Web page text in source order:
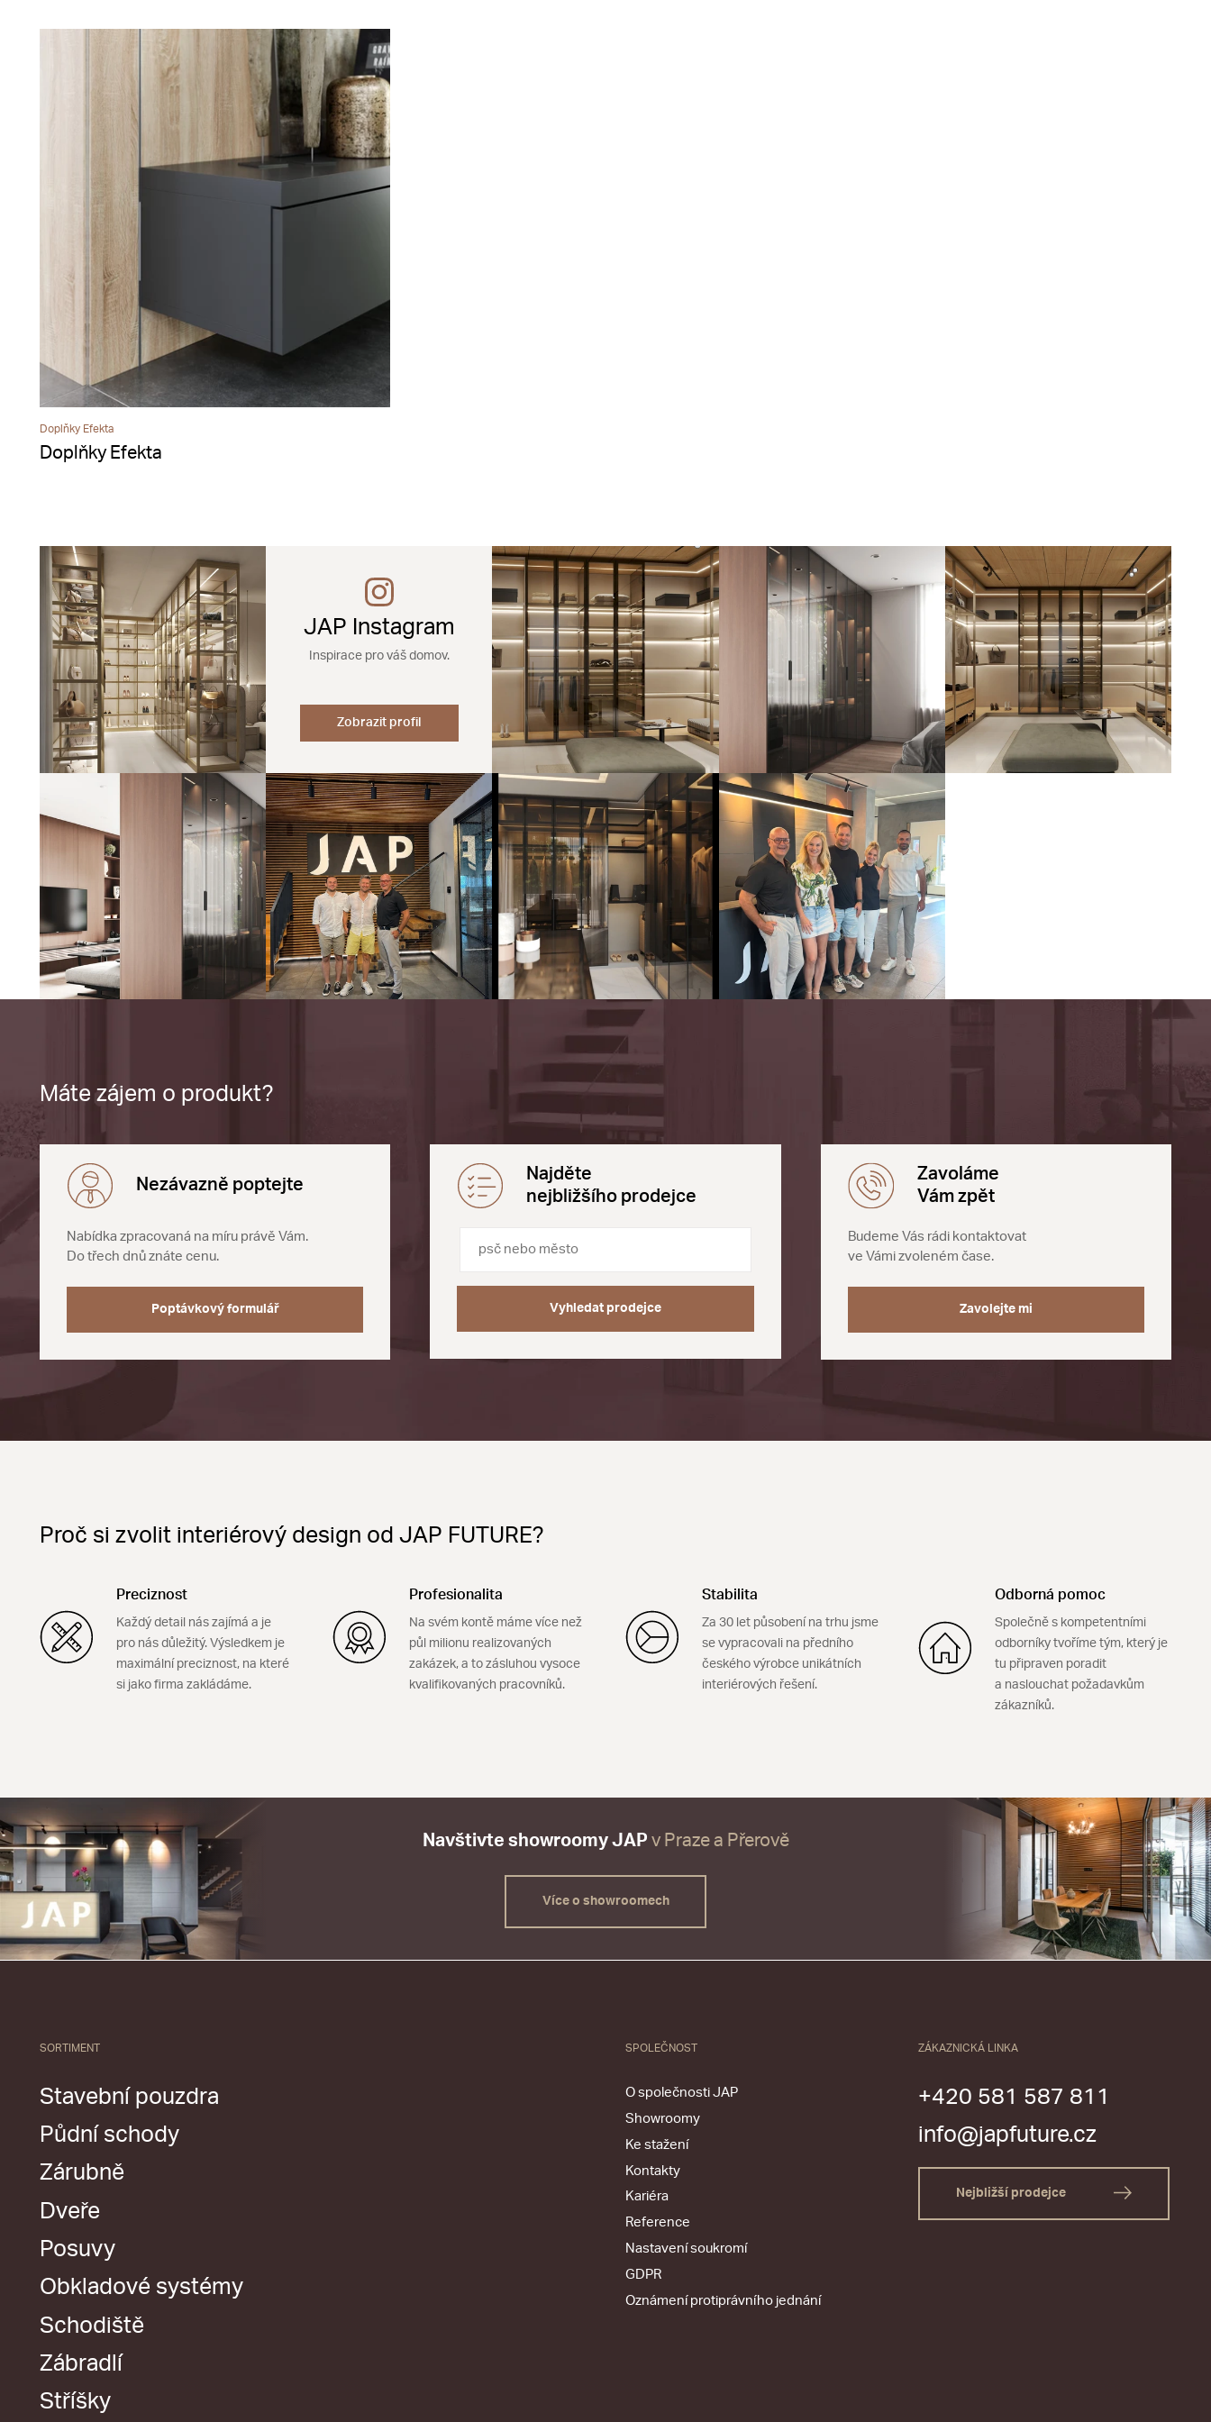
Doplňky Efekta
Doplňky Efekta
JAP Instagram
Inspirace pro váš domov.
Zobrazit profil
Máte zájem o produkt?
Nezávazně poptejte
Nabídka zpracovaná na míru právě Vám.
Do třech dnů znáte cenu.
Poptávkový formulář
Najděte
nejbližšího prodejce
Vyhledat prodejce
Zavoláme
Vám zpět
Budeme Vás rádi kontaktovat
ve Vámi zvoleném čase.
Zavolejte mi
Proč si zvolit interiérový design od JAP FUTURE?
Preciznost
Každý detail nás zajímá a je
pro nás důležitý. Výsledkem je
maximální preciznost, na které
si jako firma zakládáme.
Profesionalita
Na svém kontě máme více než
půl milionu realizovaných
zakázek, a to zásluhou vysoce
kvalifikovaných pracovníků.
Stabilita
Za 30 let působení na trhu jsme
se vypracovali na předního
českého výrobce unikátních
interiérových řešení.
Odborná pomoc
Společně s kompetentními
odborníky tvoříme tým, který je
tu připraven poradit
a naslouchat požadavkům
zákazníků.
Navštivte showroomy JAP v Praze a Přerově
Více o showroomech
SORTIMENT
Stavební pouzdra
Půdní schody
Zárubně
Dveře
Posuvy
Obkladové systémy
Schodiště
Zábradlí
Stříšky
SPOLEČNOST
O společnosti JAP
Showroomy
Ke stažení
Kontakty
Kariéra
Reference
Nastavení soukromí
GDPR
Oznámení protiprávního jednání
ZÁKAZNICKÁ LINKA
+420 581 587 811
info@japfuture.cz
Nejbližší prodejce